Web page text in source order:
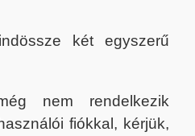
két egyszerű
nem rendelkezik
fiókkal, kérjük,